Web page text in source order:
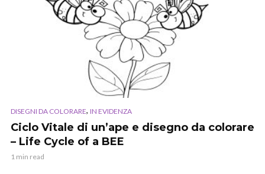
DISEGNI DA COLORARE, IN EVIDENZA
Ciclo Vitale di un’ape e disegno da colorare
– Life Cycle of a BEE
1 min read